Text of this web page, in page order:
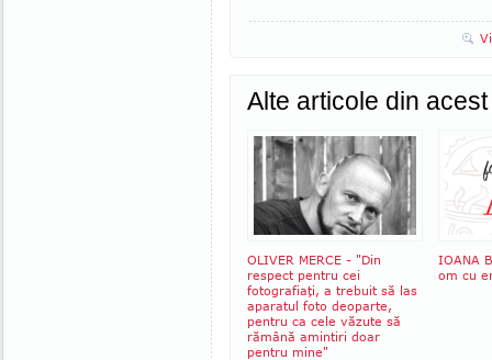
Alte articole din
OLIVER MERCE - "Din
respect pentru cei
fotografiaţi, a trebuit să las
aparatul foto deoparte,
pentru ca cele văzute să
rămână amintiri doar
pentru mine"
IOANA
om cu